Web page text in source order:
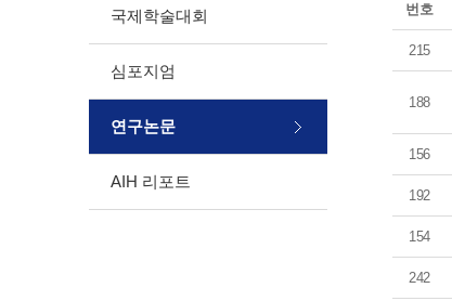
국제학술대회
심포지엄
연구논문
AIH 리포트
번호
215
188
156
192
154
242